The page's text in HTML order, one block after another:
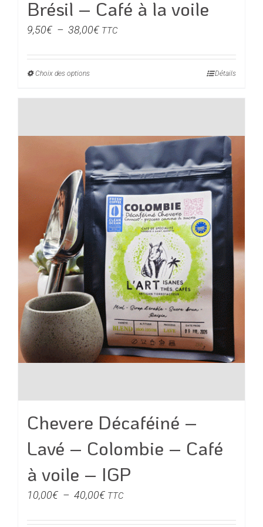
Brésil – Café à la voile
9,50€ – 38,00€Plage
prix :
TTC
Choix des optionsCe
variations.
Les
options
peuvent
être
choisies
sur
page
du
produit
Détails
Chevere Décaféiné –
Lavé – Colombie – Café
à voile – IGP
10,00€ – 40,00€Plage
TTC